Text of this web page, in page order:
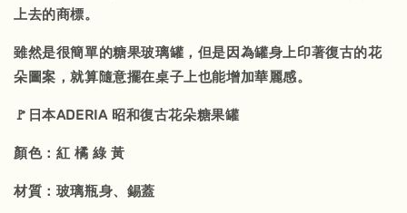
上去的商標。
雖然是很簡單的糖果玻璃罐，但是因為罐身上印著復古的花
朵圖案，就算隨意擺在桌子上也能增加華麗感。
🚩日本ADERIA 昭和復古花朵糖果罐
顏色：紅 橘 綠 黃
材質：玻璃瓶身、錫蓋